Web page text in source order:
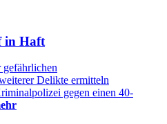
in Haft
gefährlichen
Delikte ermitteln
gegen einen 40-